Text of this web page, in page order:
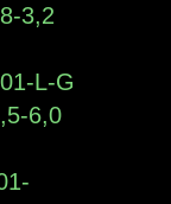
3,2
L-G
6,0